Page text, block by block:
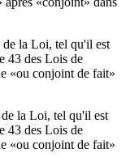
la Loi, tel qu'il est
43 des Lois de
«ou conjoint de fait»
la Loi, tel qu'il est
43 des Lois de
«ou conjoint de fait»